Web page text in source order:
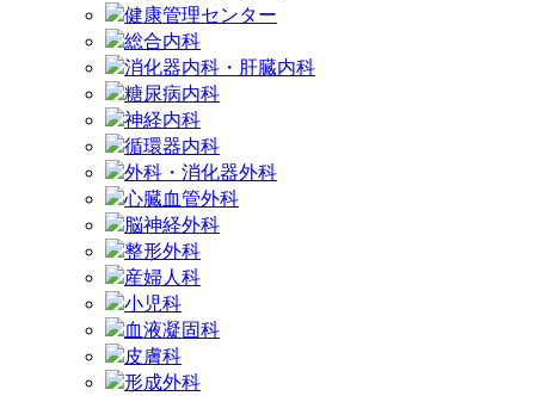
健康管理センター
総合内科
消化器内科・肝臓内科
糖尿病内科
神経内科
循環器内科
外科・消化器外科
心臓血管外科
脳神経外科
整形外科
産婦人科
小児科
血液凝固科
皮膚科
形成外科